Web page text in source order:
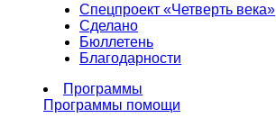
Спецпроект «Четверть века»
Сделано
Бюллетень
Благодарности
Программы
Программы помощи